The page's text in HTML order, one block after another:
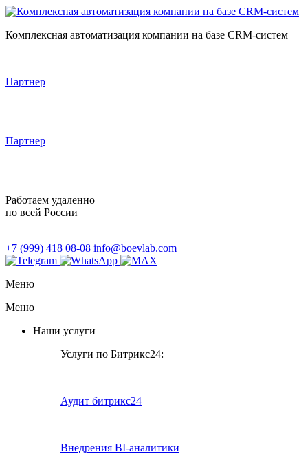
Комплексная автоматизация компании на базе CRM-систем
Партнер
Партнер
Работаем удаленно
по всей России
+7 (999) 418 08-08 info@boevlab.com
Меню
Меню
Наши услуги
Услуги по Битрикс24:
Аудит битрикс24
Внедрения BI-аналитики